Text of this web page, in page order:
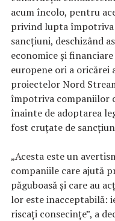
acum încolo, pentru
privind lupta
sancțiuni, deschizând
economice și
europene ori a
proiectelor Nord
împotriva companiilor
înainte de adoptarea
fost cruțate de
„Acesta este un
companiile care ajută
păguboasă și care au
lor este inacceptabilă:
riscați consecințe”, a